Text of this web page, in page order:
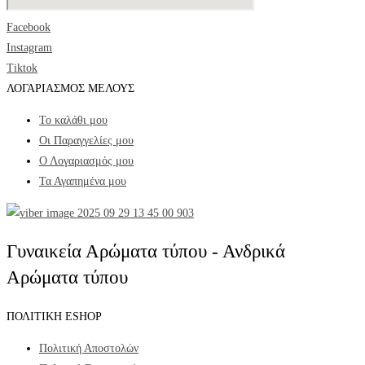
Facebook
Instagram
Tiktok
ΛΟΓΑΡΙΑΣΜΟΣ ΜΕΛΟΥΣ
Το καλάθι μου
Οι Παραγγελίες μου
Ο Λογαριασμός μου
Τα Αγαπημένα μου
Γυναικεία Αρώματα τύπου - Ανδρικά
Αρώματα τύπου
ΠΟΛΙΤΙΚΗ ESHOP
Πολιτική Αποστολών